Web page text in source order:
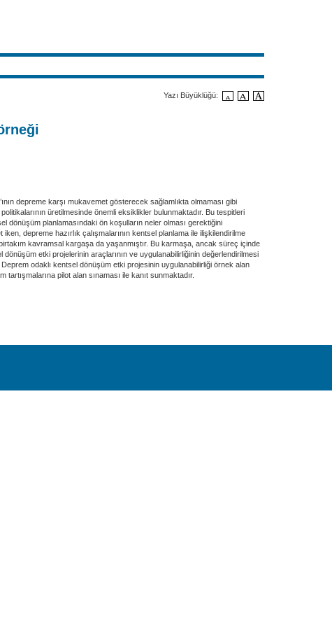
Yazı Büyüklüğü:
depreme karşı mukavemet gösterecek sağlamlıkta olmaması gibi
üretilmesinde önemli eksiklikler bulunmaktadır. Bu tespitleri
dönüşüm planlamasındaki ön koşulların neler olması gerektiğini
depreme hazırlık çalışmalarının kentsel planlama ile ilişkilendirilme
kavramsal kargaşa da yaşanmıştır. Bu karmaşa, ancak süreç içinde
dönüşüm etki projelerinin araçlarının ve uygulanabilirliğinin değerlendirilmesi
odaklı kentsel dönüşüm etki projesinin uygulanabilirliği örnek alan
pilot alan sınaması ile kanıt sunmaktadır.